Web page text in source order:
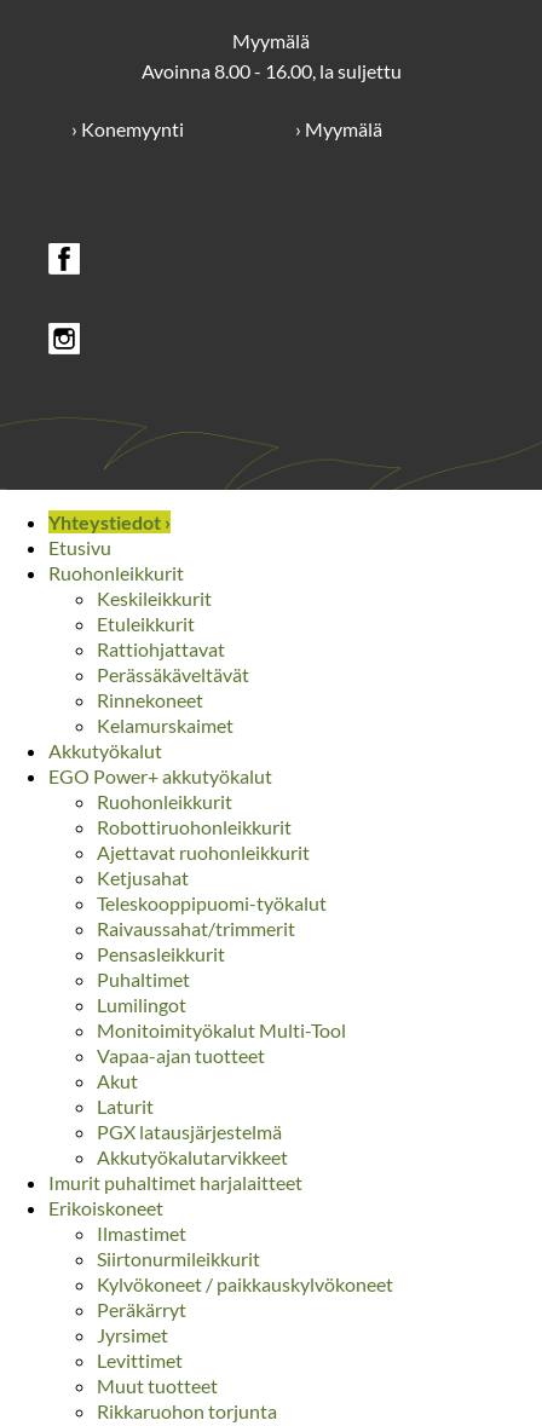
Myymälä
Avoinna 8.00 - 16.00, la suljettu
› Konemyynti › Myymälä
Yhteystiedot ›
Etusivu
Ruohonleikkurit
Keskileikkurit
Etuleikkurit
Rattiohjattavat
Perässäkäveltävät
Rinnekoneet
Kelamurskaimet
Akkutyökalut
EGO Power+ akkutyökalut
Ruohonleikkurit
Robottiruohonleikkurit
Ajettavat ruohonleikkurit
Ketjusahat
Teleskooppipuomi-työkalut
Raivaussahat/trimmerit
Pensasleikkurit
Puhaltimet
Lumilingot
Monitoimityökalut Multi-Tool
Vapaa-ajan tuotteet
Akut
Laturit
PGX latausjärjestelmä
Akkutyökalutarvikkeet
Imurit puhaltimet harjalaitteet
Erikoiskoneet
Ilmastimet
Siirtonurmileikkurit
Kylvökoneet / paikkauskylvökoneet
Peräkärryt
Jyrsimet
Levittimet
Muut tuotteet
Rikkaruohon torjunta